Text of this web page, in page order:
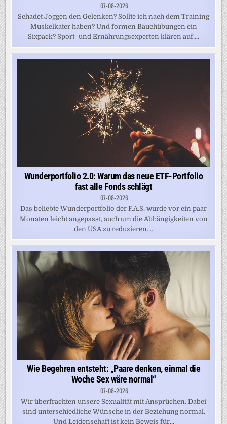
07-08-2026
Schadet Joggen den Gelenken? Sollte ich nach dem Training
Muskelkater haben? Und formen Bauchübungen ein
Sixpack? Sport- und Ernährungsexperten klären auf....
Wunderportfolio 2.0: Warum das neue ETF-Portfolio
fast alle Fonds schlägt
07-08-2026
Das beliebte Wunderportfolio der F.A.S. wurde vor ein paar
Monaten leicht angepasst, auch um die Abhängigkeiten von
den USA zu reduzieren....
Wie Begehren entsteht: „Paare denken, einmal die
Woche Sex wäre normal“
07-08-2026
Wir überfrachten unsere Sexualität mit Ansprüchen. Dabei
sind unterschiedliche Wünsche in der Beziehung normal.
Und Leidenschaft ist kein Beweis für...